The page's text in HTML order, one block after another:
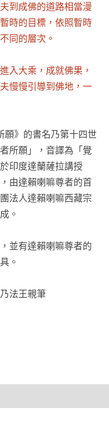
到成佛的道路相當漫
時的目標，依照暫時
同的層次。
入大乘，成就佛果，
慢慢引導到佛地，一
》的書名乃第十四世
所願」，音譯為「覺
印度達蘭薩拉講授
由達賴喇嘛尊者的首
法人達賴喇嘛西藏宗
。
並有達賴喇嘛尊者的
。
法王親筆